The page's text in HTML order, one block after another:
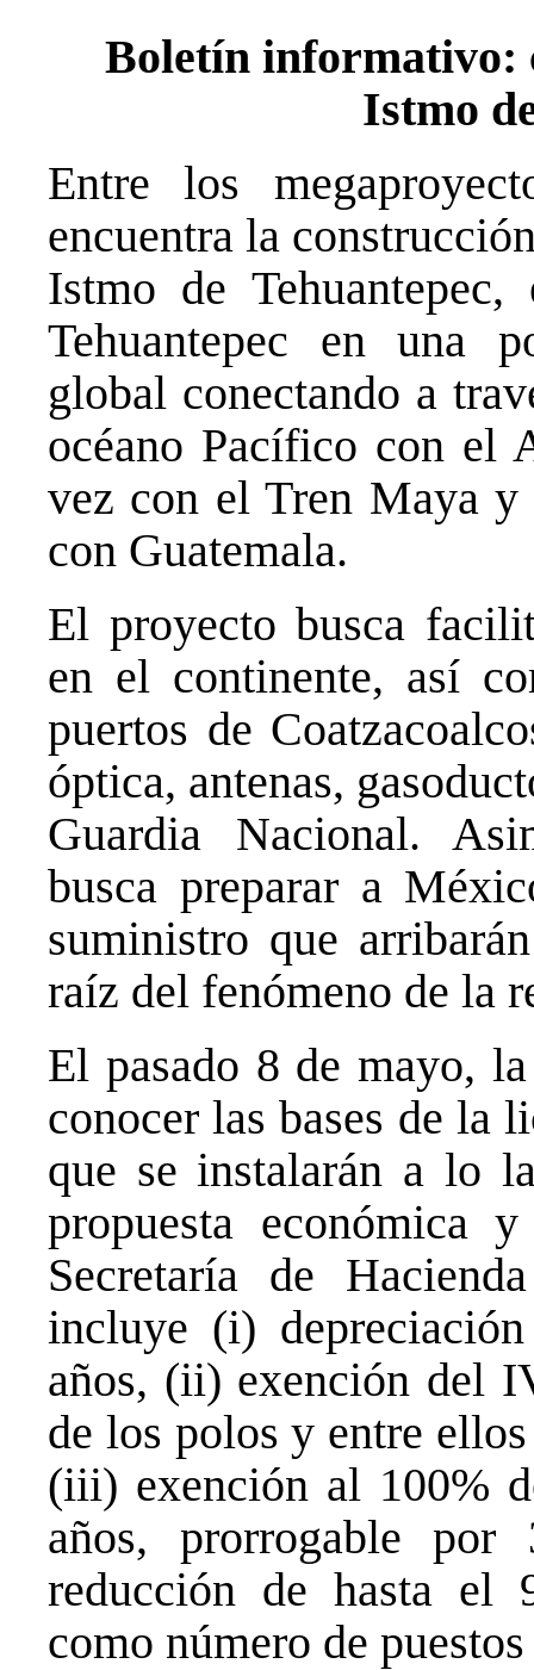
Boletín informativo:
Istmo
Entre los
encuentra la
Istmo de
Tehuantepec en una
global conectando a
océano Pacífico con el
vez con el Tren Maya
con Guatemala.
El proyecto busca
en el continente, así
puertos de
óptica, antenas,
Guardia Nacional.
busca preparar a
suministro que
raíz del fenómeno de la
El pasado 8 de mayo,
conocer las bases de la
que se instalarán a lo
propuesta económica
Secretaría de
incluye (i)
años, (ii) exención del
de los polos y entre
(iii) exención al 100%
años, prorrogable
reducción de hasta el
como número de